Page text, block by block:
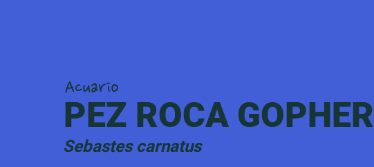
Acuario
PEZ ROCA GOPHER
Sebastes carnatus